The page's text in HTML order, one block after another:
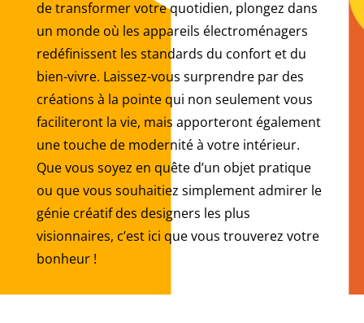
de transformer votre quotidien, plongez dans
un monde où les appareils électroménagers
redéfinissent les standards du confort et du
bien-vivre. Laissez-vous surprendre par des
créations à la pointe qui non seulement vous
faciliteront la vie, mais apporteront également
une touche de modernité à votre intérieur.
Que vous soyez en quête d’un objet pratique
ou que vous souhaitiez simplement admirer le
génie créatif des designers les plus
visionnaires, c’est ici que vous trouverez votre
bonheur !